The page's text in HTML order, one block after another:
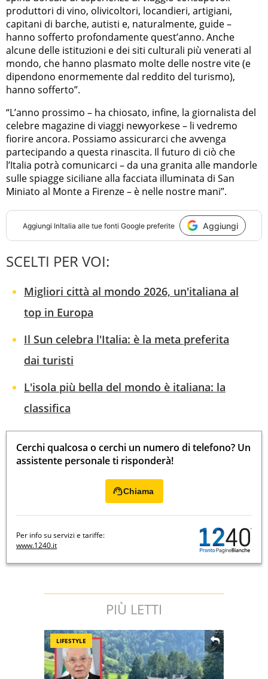
produttori di vino, olivicoltori, locandieri, artigiani,
capitani di barche, autisti e, naturalmente, guide –
hanno sofferto profondamente quest’anno. Anche
alcune delle istituzioni e dei siti culturali più venerati al
mondo, che hanno plasmato molte delle nostre vite (e
dipendono enormemente dal reddito del turismo),
hanno sofferto”.
“L’anno prossimo – ha chiosato, infine, la giornalista del
celebre magazine di viaggi newyorkese – li vedremo
fiorire ancora. Possiamo assicurarci che avvenga
partecipando a questa rinascita. Il futuro di ciò che
l’Italia potrà comunicarci – da una granita alle mandorle
sulle spiagge siciliane alla facciata illuminata di San
Miniato al Monte a Firenze – è nelle nostre mani”.
Aggiungi InItalia alle tue fonti Google preferite Aggiungi
SCELTI PER VOI:
Migliori città al mondo 2026, un'italiana al
top in Europa
Il Sun celebra l'Italia: è la meta preferita
dai turisti
L'isola più bella del mondo è italiana: la
classifica
Cerchi qualcosa o cerchi un numero di telefono? Un
assistente personale ti risponderà!
Chiama
Per info su servizi e tariffe:
www.1240.it
PIÙ LETTI
LIFESTYLE